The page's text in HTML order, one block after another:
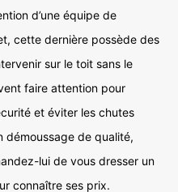
d’une équipe de
cette dernière possède des
sur le toit sans le
faire attention pour
et éviter les chutes
démoussage de qualité,
lui de vous dresser un
connaître ses prix.